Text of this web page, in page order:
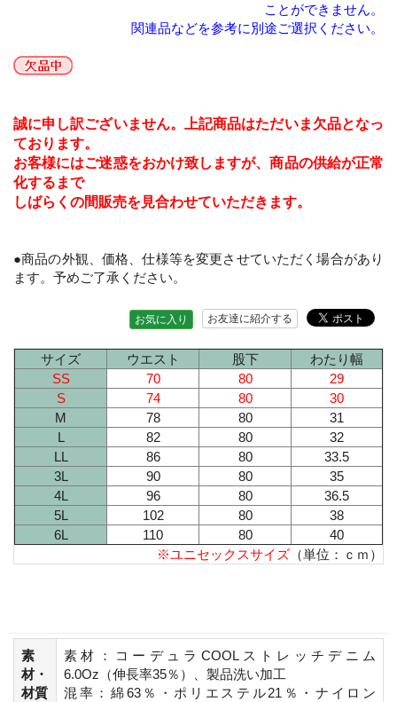
ことができません。
関連品などを参考に別途ご選択ください。
誠に申し訳ございません。上記商品はただいま欠品となっ
ております。
お客様にはご迷惑をおかけ致しますが、商品の供給が正常
化するまで
しばらくの間販売を見合わせていただきます。
●商品の外観、価格、仕様等を変更させていただく場合があり
ます。予めご了承ください。
お友達に紹介する
お気に入り
サイズ ウエスト 股下
わたり幅
SS
70 80
29
S
74 80
30
M
78 80
31
L
82 80
32
LL
86 80
33.5
3L
90 80
35
4L
96 80
36.5
5L
102 80
38
6L
110 80
40
※ユニセックスサイズ （単位：ｃｍ）
素
材・
材質
素材：コーデュラCOOLストレッチデニム
6.0Oz（伸長率35％）、製品洗い加工
混率：綿63％・ポリエステル21％・ナイロン